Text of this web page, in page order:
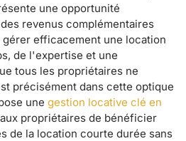
une opportunité
revenus complémentaires
gérer efficacement une location
de l'expertise et une
tous les propriétaires ne
précisément dans cette optique
une gestion locative clé en
propriétaires de bénéficier
de la location courte durée sans